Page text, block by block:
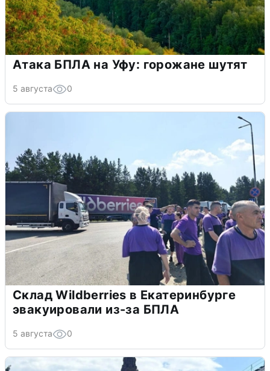
Атака БПЛА на Уфу: горожане шутят
5 августа 0
Склад Wildberries в Екатеринбурге
эвакуировали из-за БПЛА
5 августа 0